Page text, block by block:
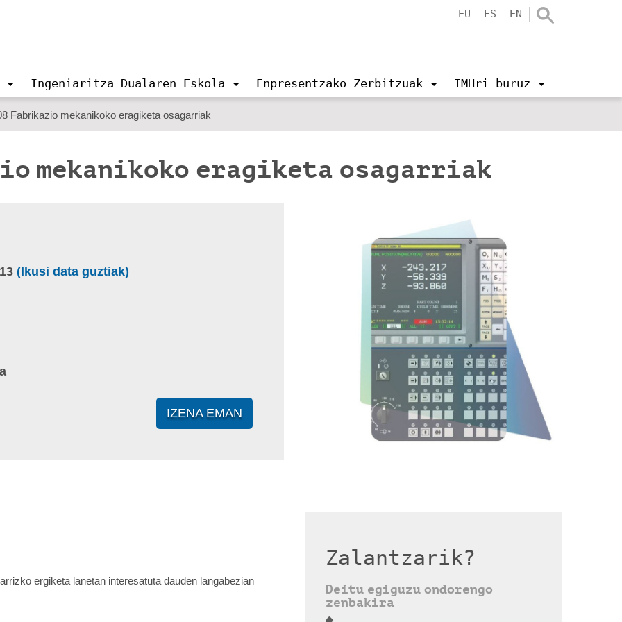
EU ES EN
Ingeniaritza Dualaren Eskola Enpresentzako Zerbitzuak IMHri buruz
Fabrikazio mekanikoko eragiketa osagarriak
mekanikoko eragiketa osagarriak
(Ikusi data guztiak)
IZENA EMAN
ergiketa lanetan interesatuta dauden langabezian
Zalantzarik?
Deitu egiguzu ondorengo
zenbakira